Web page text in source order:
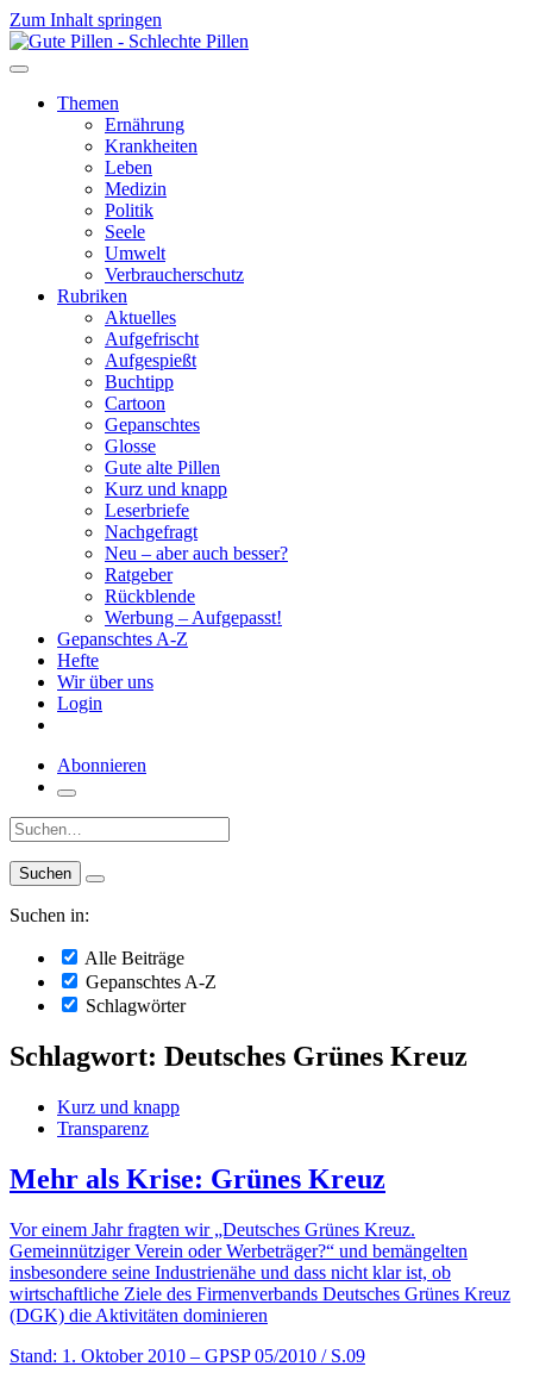
Zum Inhalt springen
Themen
Ernährung
Krankheiten
Leben
Medizin
Politik
Seele
Umwelt
Verbraucherschutz
Rubriken
Aktuelles
Aufgefrischt
Aufgespießt
Buchtipp
Cartoon
Gepanschtes
Glosse
Gute alte Pillen
Kurz und knapp
Leserbriefe
Nachgefragt
Neu – aber auch besser?
Ratgeber
Rückblende
Werbung – Aufgepasst!
Gepanschtes A-Z
Hefte
Wir über uns
Login
Abonnieren
Suche:
Suchen in:
Alle Beiträge
Gepanschtes A-Z
Schlagwörter
Schlagwort: Deutsches Grünes Kreuz
Kurz und knapp
Transparenz
Mehr als Krise: Grünes Kreuz
Vor einem Jahr fragten wir „Deutsches Grünes Kreuz.
Gemeinnütziger Verein oder Werbeträger?“ und bemängelten
insbesondere seine Industrienähe und dass nicht klar ist, ob
wirtschaftliche Ziele des Firmenverbands Deutsches Grünes Kreuz
(DGK) die Aktivitäten dominieren
Stand: 1. Oktober 2010 – GPSP 05/2010 / S.09